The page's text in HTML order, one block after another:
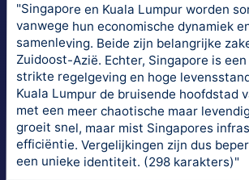
"Singapore en Kuala Lumpur worden
vanwege hun economische dynamiek
samenleving. Beide zijn belangrijke
Zuidoost-Azië. Echter, Singapore is
strikte regelgeving en hoge
Kuala Lumpur de bruisende hoofdstad
met een meer chaotische maar
groeit snel, maar mist Singapores
efficiëntie. Vergelijkingen zijn dus
een unieke identiteit. (298 karakters)"